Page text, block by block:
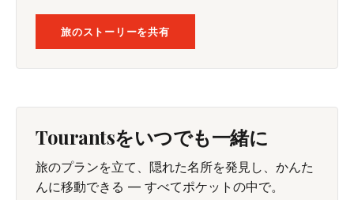
旅のストーリーを共有
Tourantsをいつでも一緒に
旅のプランを立て、隠れた名所を発見し、かんた
んに移動できる — すべてポケットの中で。